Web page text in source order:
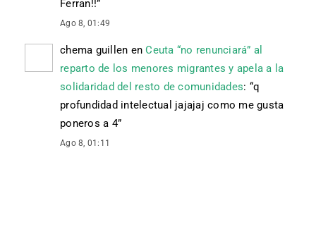
Ferran!!”
Ago 8, 01:49
chema guillen enCeuta “no renunciará” al
reparto de los menores migrantes y apela a la
solidaridad del resto de comunidades: “q
profundidad intelectual jajajaj como me gusta
poneros a 4”
Ago 8, 01:11